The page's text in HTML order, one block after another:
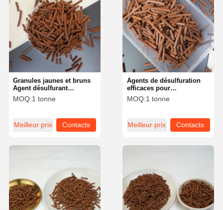
Granules jaunes et bruns
Agent désulfurant
insoluble dans l'eau
MOQ:1 tonne
Meilleur prix Contacts
Agents de désulfuration
efficaces pour
l'élimination des odeurs
avec une densité de 0,6-
MOQ:1 tonne
Meilleur prix Contacts